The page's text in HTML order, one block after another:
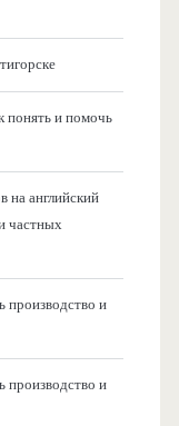
понять и помочь
на английский
частных
производство и
производство и